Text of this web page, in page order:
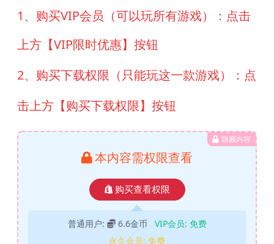
1、购买VIP会员（可以玩所有游戏）：点击
上方【VIP限时优惠】按钮
2、购买下载权限（只能玩这一款游戏）：点
击上方【购买下载权限】按钮
隐藏内容
本内容需权限查看
购买查看权限
普通用户: 6.6金币 VIP会员: 免费
永久会员: 免费